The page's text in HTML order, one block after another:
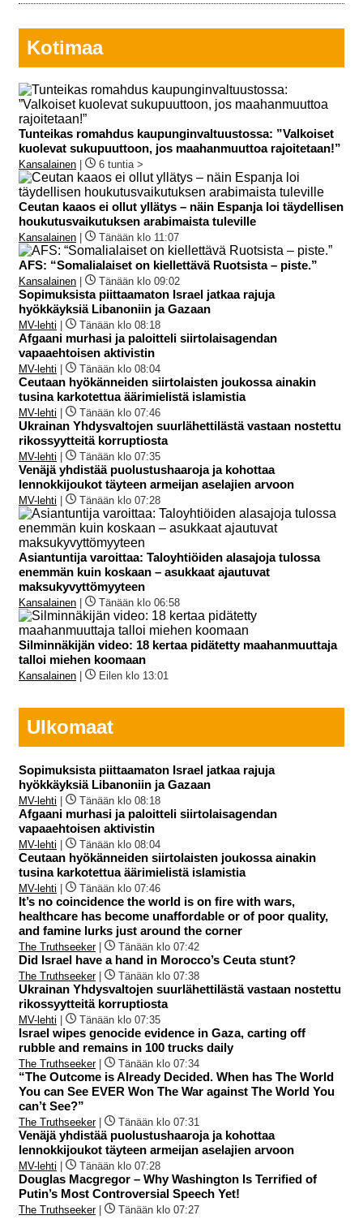
Kotimaa
Tunteikas romahdus kaupunginvaltuustossa: ”Valkoiset
kuolevat sukupuuttoon, jos maahanmuuttoa rajoitetaan!”
Kansalainen 6 tuntia >
Ceutan kaaos ei ollut yllätys – näin Espanja loi täydellisen
houkutusvaikutuksen arabimaista tuleville
Kansalainen Tänään klo 11:07
AFS: “Somalialaiset on kiellettävä Ruotsista – piste.”
Kansalainen Tänään klo 09:02
Sopimuksista piittaamaton Israel jatkaa rajuja
hyökkäyksiä Libanoniin ja Gazaan
MV-lehti Tänään klo 08:18
Afgaani murhasi ja paloitteli siirtolaisagendan
vapaaehtoisen aktivistin
MV-lehti Tänään klo 08:04
Ceutaan hyökänneiden siirtolaisten joukossa ainakin
tusina karkotettua äärimielistä islamistia
MV-lehti Tänään klo 07:46
Ukrainan Yhdysvaltojen suurlähettilästä vastaan nostettu
rikossyytteitä korruptiosta
MV-lehti Tänään klo 07:35
Venäjä yhdistää puolustushaaroja ja kohottaa
lennokkijoukot täyteen armeijan aselajien arvoon
MV-lehti Tänään klo 07:28
Asiantuntija varoittaa: Taloyhtiöiden alasajoja tulossa
enemmän kuin koskaan – asukkaat ajautuvat
maksukyvyttömyyteen
Kansalainen Tänään klo 06:58
Silminnäkijän video: 18 kertaa pidätetty maahanmuuttaja
talloi miehen koomaan
Kansalainen Eilen klo 13:01
Ulkomaat
Sopimuksista piittaamaton Israel jatkaa rajuja
hyökkäyksiä Libanoniin ja Gazaan
MV-lehti Tänään klo 08:18
Afgaani murhasi ja paloitteli siirtolaisagendan
vapaaehtoisen aktivistin
MV-lehti Tänään klo 08:04
Ceutaan hyökänneiden siirtolaisten joukossa ainakin
tusina karkotettua äärimielistä islamistia
MV-lehti Tänään klo 07:46
It’s no coincidence the world is on fire with wars,
healthcare has become unaffordable or of poor quality,
and famine lurks just around the corner
The Truthseeker| Tänään klo 07:42
Did Israel have a hand in Morocco’s Ceuta stunt?
The Truthseeker| Tänään klo 07:38
Ukrainan Yhdysvaltojen suurlähettilästä vastaan nostettu
rikossyytteitä korruptiosta
MV-lehti Tänään klo 07:35
Israel wipes genocide evidence in Gaza, carting off
rubble and remains in 100 trucks daily
The Truthseeker| Tänään klo 07:34
“The Outcome is Already Decided. When has The World
You can See EVER Won The War against The World You
can’t See?”
The Truthseeker| Tänään klo 07:31
Venäjä yhdistää puolustushaaroja ja kohottaa
lennokkijoukot täyteen armeijan aselajien arvoon
MV-lehti Tänään klo 07:28
Douglas Macgregor – Why Washington Is Terrified of
Putin’s Most Controversial Speech Yet!
The Truthseeker| Tänään klo 07:27